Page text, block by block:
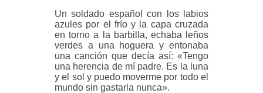
Un soldado español con los labios
azules por el frío y la capa cruzada
en torno a la barbilla, echaba leños
verdes a una hoguera y entonaba
una canción que decía así: «Tengo
una herencia de mí padre. Es la luna
y el sol y puedo moverme por todo el
mundo sin gastarla nunca».